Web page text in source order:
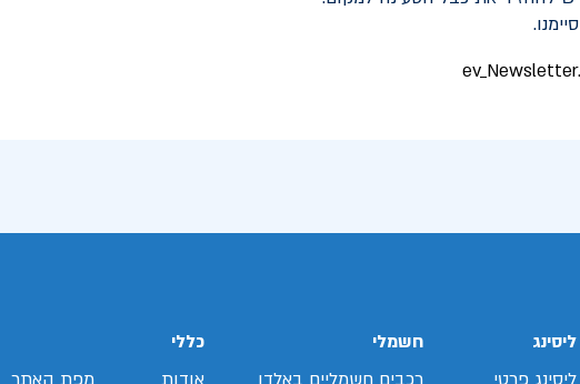
סיימנו.
ליסינג
חשמלי
כללי